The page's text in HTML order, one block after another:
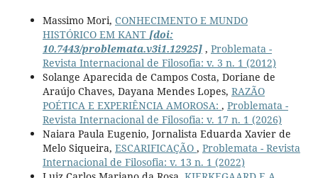
Massimo Mori, CONHECIMENTO E MUNDO
HISTÓRICO EM KANT [doi:
10.7443/problemata.v3i1.12925], Problemata -
Revista Internacional de Filosofia: v. 3 n. 1 (2012)
Solange Aparecida de Campos Costa, Doriane de
Araújo Chaves, Dayana Mendes Lopes, RAZÃO
POÉTICA E EXPERIÊNCIA AMOROSA: , Problemata -
Revista Internacional de Filosofia: v. 17 n. 1 (2026)
Naiara Paula Eugenio, Jornalista Eduarda Xavier de
Melo Siqueira, ESCARIFICAÇÃO , Problemata - Revista
Internacional de Filosofia: v. 13 n. 1 (2022)